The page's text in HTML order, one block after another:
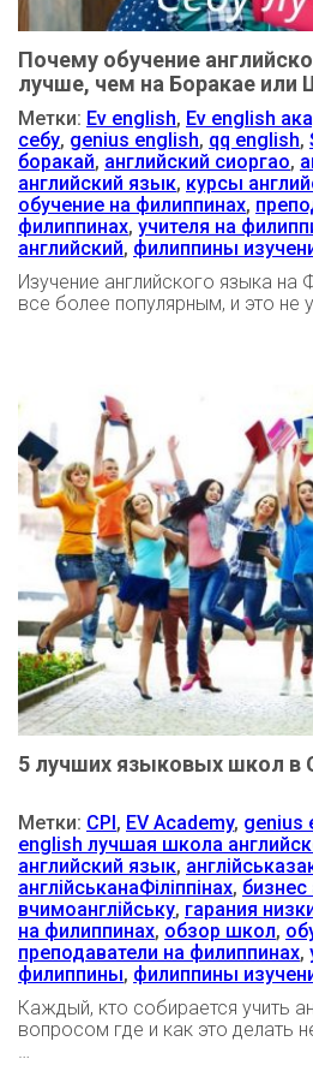
Почему обучение
лучше, чем на Боракае или
Метки: Ev english, Ev english
себу, genius english, qq english,
боракай, английский сиоргао,
английский язык, курсы
обучение на филиппинах,
филиппинах, учителя на
английский, филиппины
Изучение английского языка на
все более популярным, и это не
5 лучших языковых школ в
Метки: CPI, EV Academy, genius
english лучшая школа
английский язык,
англійськанаФіліппінах, бизнес
вчимоанглійську, гарания
на филиппинах, обзор школ,
преподаватели на филиппинах,
филиппины, филиппины
Каждый, кто собирается учить
вопросом где и как это делать
…